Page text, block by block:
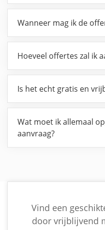
Wanneer mag ik de
Hoeveel offertes zal ik
Is het echt gratis en
Wat moet ik allemaal
aanvraag?
Vind een
door vrijblijvend